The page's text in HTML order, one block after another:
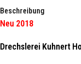
Beschreibung
Neu 2018
Drechslerei Kuhnert